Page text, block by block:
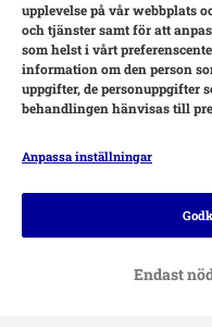
Betalningsalternativ
upplevelse på vår webbplats
och tjänster samt för att
som helst i vårt
information om den person
uppgifter, de personuppgifter
behandlingen hänvisas till
Anpassa inställningar
Endast